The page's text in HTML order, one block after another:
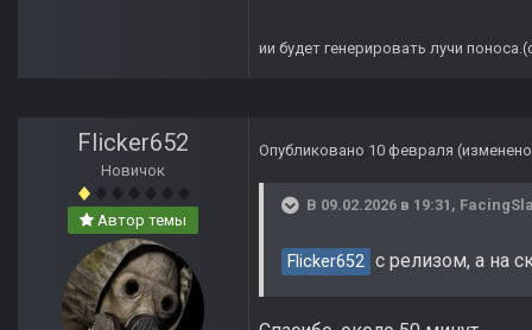
ии будет генерировать лучи
Flicker652
Новичок
Автор темы
Опубликовано 10 февраля
В 09.02.2026 в 19:31,
Flicker652 с релизом, а на